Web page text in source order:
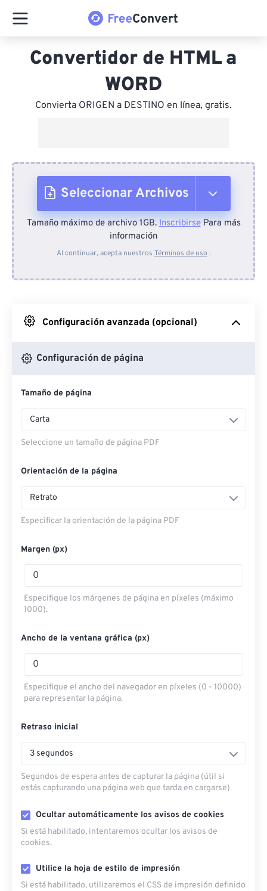
Convertidor de HTML a
WORD
Convierta ORIGEN a DESTINO en línea, gratis.
Seleccionar Archivos
Desde el dispositivo
Desde Google Drive
Desde OneDrive
Entrar a la página web
Tamaño máximo de archivo 1GB.InscribirsePara más
información
Al continuar, acepta nuestros Términos de uso .
Configuración avanzada (opcional)
Configuración de página
Tamaño de página
Carta
Seleccione un tamaño de página PDF
Orientación de la página
Retrato
Especificar la orientación de la página PDF
Margen (px)
Especifique los márgenes de página en píxeles (máximo
1000).
Ancho de la ventana gráfica (px)
Especifique el ancho del navegador en píxeles (0 - 10000)
para representar la página.
Retraso inicial
3 segundos
Segundos de espera antes de capturar la página (útil si
estás capturando una página web que tarda en cargarse)
Ocultar automáticamente los avisos de cookies
Si está habilitado, intentaremos ocultar los avisos de
cookies.
Utilice la hoja de estilo de impresión
Si está habilitado, utilizaremos el CSS de impresión definido